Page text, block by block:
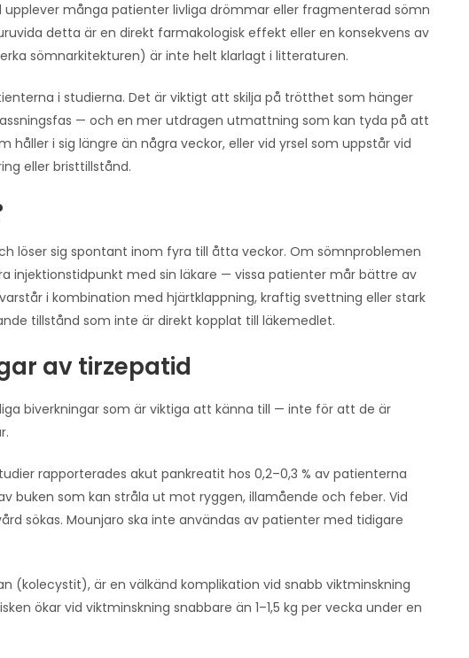
många patienter livliga drömmar eller fragmenterad sömn
detta är en direkt farmakologisk effekt eller en konsekvens av
sömnarkitekturen) är inte helt klarlagt i litteraturen.
i studierna. Det är viktigt att skilja på trötthet som hänger
— och en mer utdragen utmattning som kan tyda på att
i sig längre än några veckor, eller vid yrsel som uppstår vid
eller bristtillstånd.
löser sig spontant inom fyra till åtta veckor. Om sömnproblemen
injektionstidpunkt med sin läkare — vissa patienter mår bättre av
i kombination med hjärtklappning, kraftig svettning eller stark
tillstånd som inte är direkt kopplat till läkemedlet.
av tirzepatid
biverkningar som är viktiga att känna till — inte för att de är
rapporterades akut pankreatit hos 0,2–0,3 % av patienterna
buken som kan stråla ut mot ryggen, illamående och feber. Vid
sökas. Mounjaro ska inte användas av patienter med tidigare
(kolecystit), är en välkänd komplikation vid snabb viktminskning
ökar vid viktminskning snabbare än 1–1,5 kg per vecka under en